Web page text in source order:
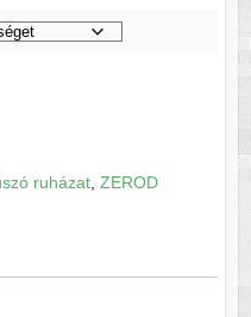
ruházat, ZEROD